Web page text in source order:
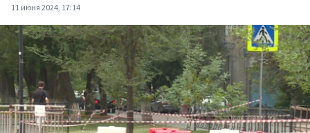
11 июня 2024, 17:14